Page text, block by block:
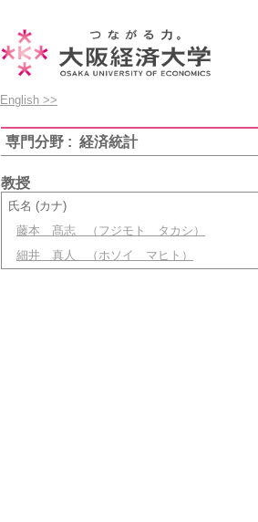
English >>
専門分野 : 経済統計
教授
氏名 (カナ)
藤本 髙志 （フジモト タカシ）
細井 真人
（ホソイ マヒト）